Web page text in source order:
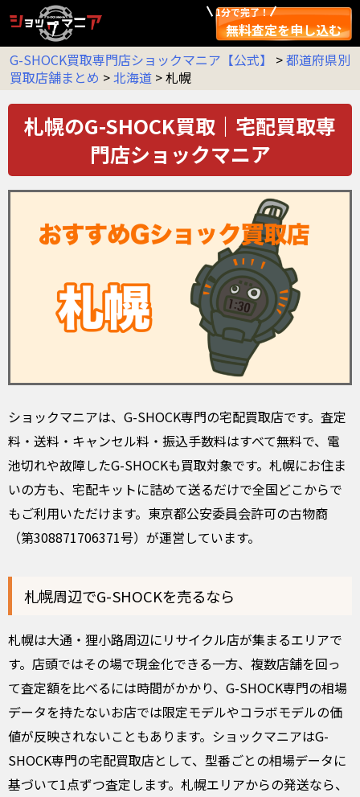
1分で完了！
無料査定を申し込む
G-SHOCK買取専門店ショックマニア【公式】
>都道府県別
買取店舗まとめ >北海道 >札幌
札幌のG-SHOCK買取｜宅配買取専
門店ショックマニア
ショックマニアは、G-SHOCK専門の宅配買取店です。査定
料・送料・キャンセル料・振込手数料はすべて無料で、電
池切れや故障したG-SHOCKも買取対象です。札幌にお住ま
いの方も、宅配キットに詰めて送るだけで全国どこからで
もご利用いただけます。東京都公安委員会許可の古物商
（第308871706371号）が運営しています。
札幌周辺でG-SHOCKを売るなら
札幌は大通・狸小路周辺にリサイクル店が集まるエリアで
す。店頭ではその場で現金化できる一方、複数店舗を回っ
て査定額を比べるには時間がかかり、G-SHOCK専門の相場
データを持たないお店では限定モデルやコラボモデルの価
値が反映されないこともあります。ショックマニアはG-
SHOCK専門の宅配買取店として、型番ごとの相場データに
基づいて1点ずつ査定します。札幌エリアからの発送なら、